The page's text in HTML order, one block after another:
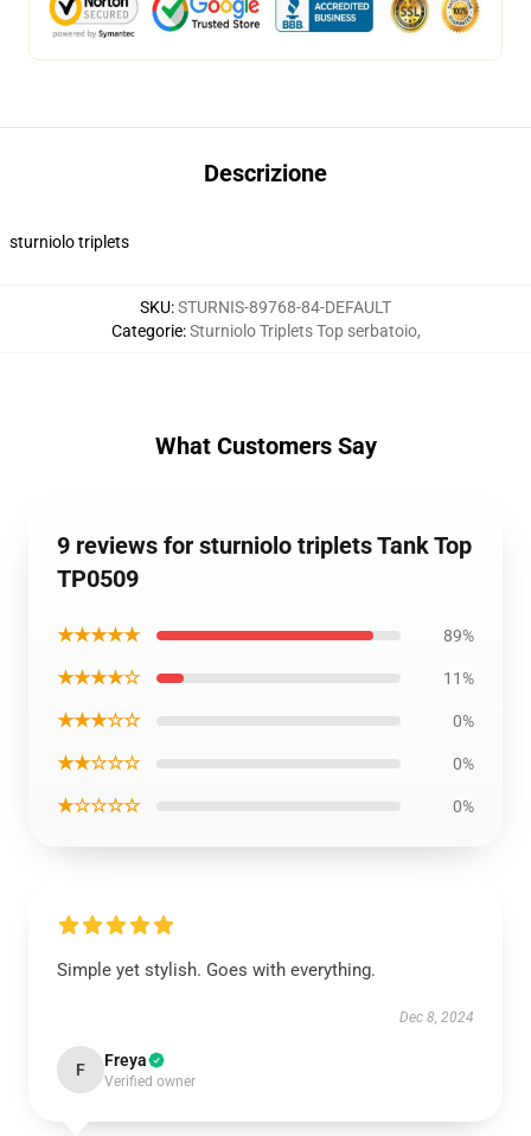
Descrizione
sturniolo triplets
SKU:STURNIS-89768-84-DEFAULT
Categorie:Sturniolo Triplets Top serbatoio,
What Customers Say
9 reviews for sturniolo triplets Tank Top
TP0509
★★★★★ 89%
★★★★☆ 11%
★★★☆☆ 0%
★★☆☆☆ 0%
★☆☆☆☆ 0%
Simple yet stylish. Goes with everything.
Dec 8, 2024
F Freya
Verified owner